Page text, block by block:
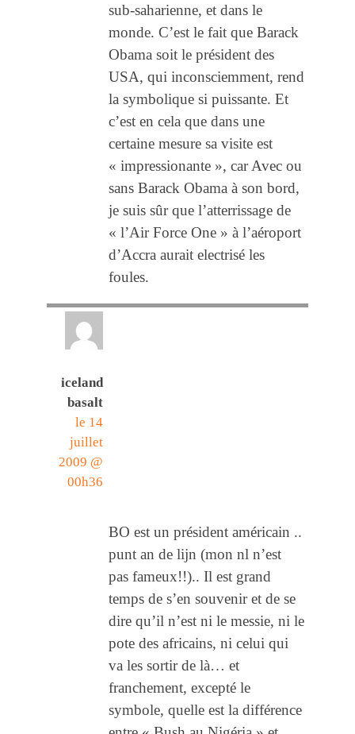
sub-saharienne, et dans le
monde. C’est le fait que Barack
Obama soit le président des
USA, qui inconsciemment, rend
la symbolique si puissante. Et
c’est en cela que dans une
certaine mesure sa visite est
« impressionante », car Avec ou
sans Barack Obama à son bord,
je suis sûr que l’atterrissage de
« l’Air Force One » à l’aéroport
d’Accra aurait electrisé les
foules.
iceland
basalt
le 14
juillet
2009 @
00h36
BO est un président américain ..
punt an de lijn (mon nl n’est
pas fameux!!).. Il est grand
temps de s’en souvenir et de se
dire qu’il n’est ni le messie, ni le
pote des africains, ni celui qui
va les sortir de là… et
franchement, excepté le
symbole, quelle est la différence